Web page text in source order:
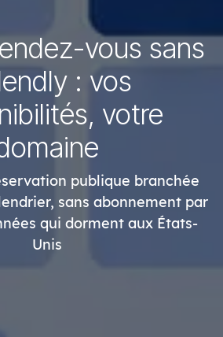
vous sans
: vos
votre
publique branchée
sans abonnement par
qui dorment aux États-
Unis